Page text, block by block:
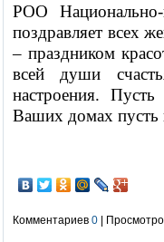
РОО Национально-
поздравляет всех
– праздником
всей души
настроения.
Ваших домах пусть
Комментариев 0 |